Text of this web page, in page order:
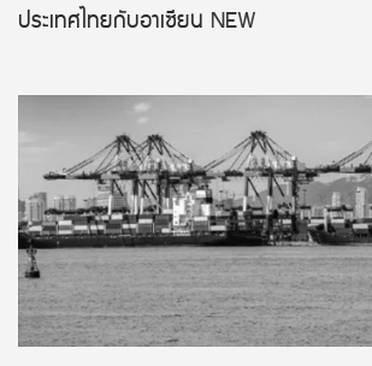
ประเทศไทยกับอาเซียน NEW